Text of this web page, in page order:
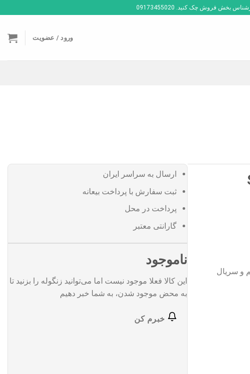
فروش چک کنید. 09173455020
ورود / عضویت
و سریال
ارسال به سراسر ایران
ثبت سفارش با پرداخت بیعانه
پرداخت در محل
گارانتی معتبر
ناموجود
این کالا فعلا موجود نیست اما می‌توانید زنگوله را بزنید تا
به محض موجود شدن، به شما خبر دهیم